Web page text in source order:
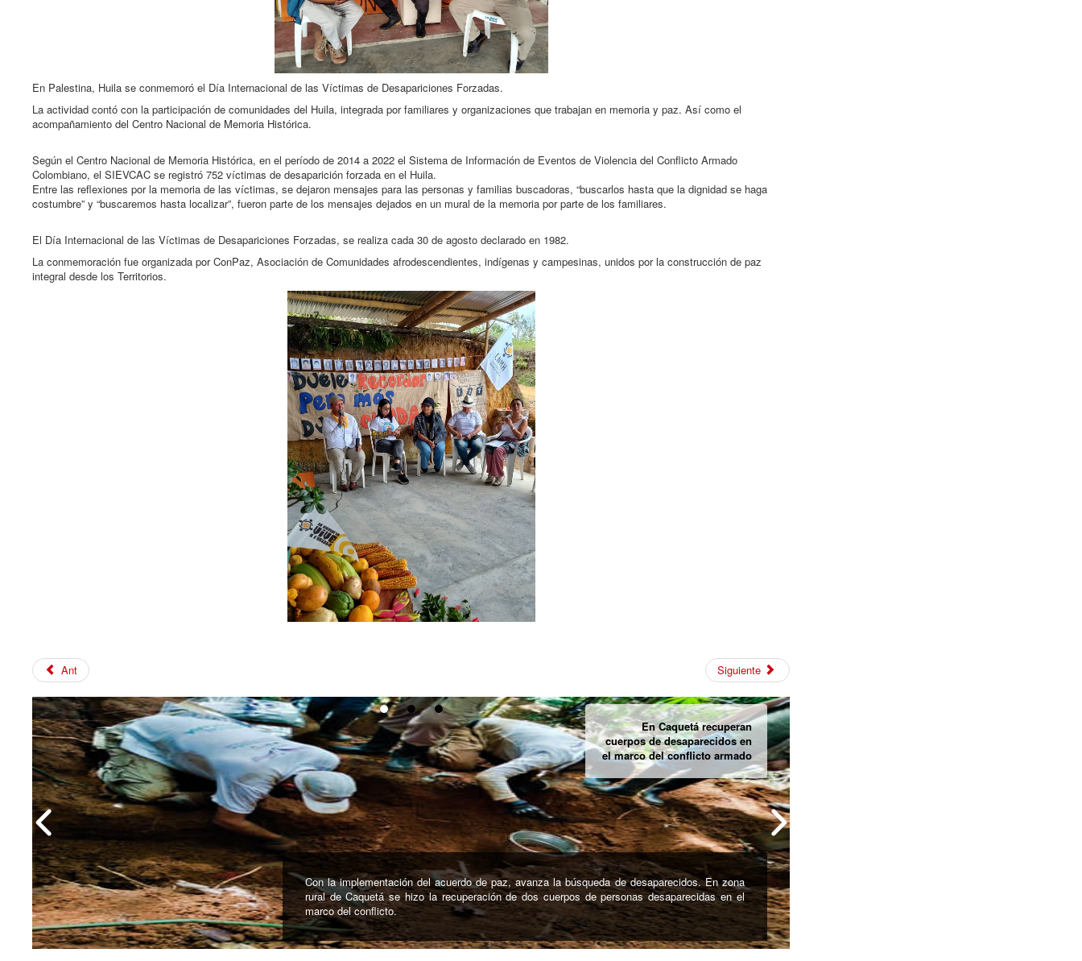
En Palestina, Huila se conmemoró el Día Internacional de las Víctimas de Desapariciones Forzadas.
La actividad contó con la participación de comunidades del Huila, integrada por familiares y organizaciones que trabajan en memoria y paz. Así como el
acompañamiento del Centro Nacional de Memoria Histórica.
Según el Centro Nacional de Memoria Histórica, en el período de 2014 a 2022 el Sistema de Información de Eventos de Violencia del Conflicto Armado
Colombiano, el SIEVCAC se registró 752 víctimas de desaparición forzada en el Huila.
Entre las reflexiones por la memoria de las víctimas, se dejaron mensajes para las personas y familias buscadoras, “buscarlos hasta que la dignidad se haga
costumbre” y “buscaremos hasta localizar”, fueron parte de los mensajes dejados en un mural de la memoria por parte de los familiares.
El Día Internacional de las Víctimas de Desapariciones Forzadas, se realiza cada 30 de agosto declarado en 1982.
La conmemoración fue organizada por ConPaz, Asociación de Comunidades afrodescendientes, indígenas y campesinas, unidos por la construcción de paz
integral desde los Territorios.
Ant Siguiente
Queman casas sagradas del
pueblo Kankuamo
El domingo 12 en hora de la madruga, fueron incineradas las viviendas ancestrales del pueblo
Kankuama de La Mina en el departamento de Cesar.